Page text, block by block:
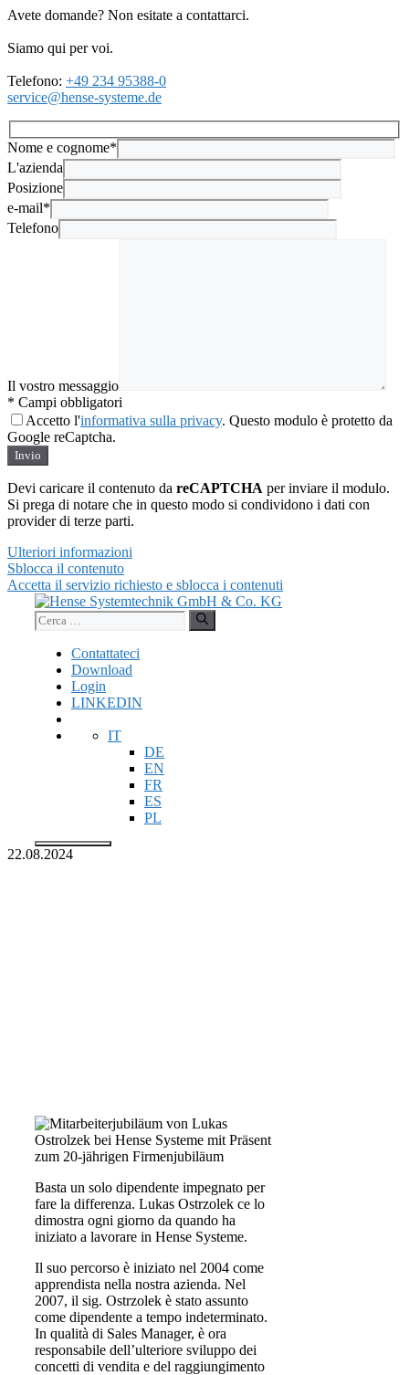
Avete domande? Non esitate a contattarci.
Siamo qui per voi.
Telefono: +49 234 95388-0
service@hense-systeme.de
Nome e cognome*
L'azienda
Posizione
e-mail*
Telefono
Il vostro messaggio
* Campi obbligatori
Accetto l'informativa sulla privacy. Questo modulo è protetto da
Google reCaptcha.
Invio
Devi caricare il contenuto da reCAPTCHA per inviare il modulo.
Si prega di notare che in questo modo si condividono i dati con
provider di terze parti.
Ulteriori informazioni
Sblocca il contenuto
Accetta il servizio richiesto e sblocca i contenuti
contenuto
Ricerca
per:
Contattateci
Download
Login
LINKEDIN
IT
DE
EN
FR
ES
PL
22.08.2024
Basta un solo dipendente impegnato per
fare la differenza. Lukas Ostrzolek ce lo
dimostra ogni giorno da quando ha
iniziato a lavorare in Hense Systeme.
Il suo percorso è iniziato nel 2004 come
apprendista nella nostra azienda. Nel
2007, il sig. Ostrzolek è stato assunto
come dipendente a tempo indeterminato.
In qualità di Sales Manager, è ora
responsabile dell’ulteriore sviluppo dei
concetti di vendita e del raggiungimento